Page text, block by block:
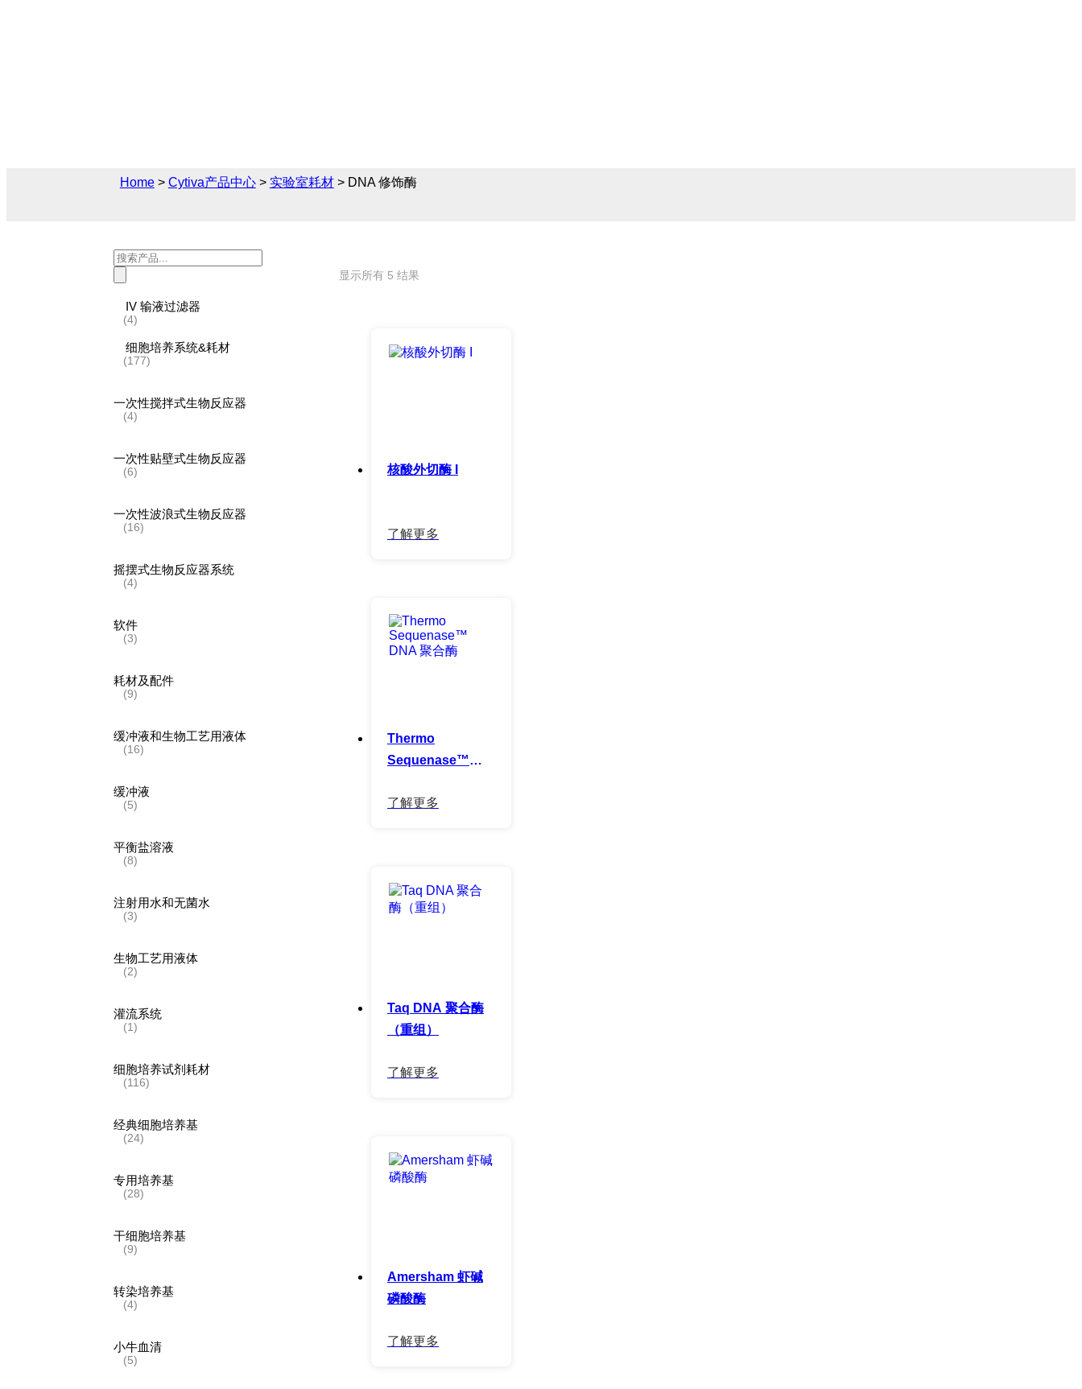
Home> Cytiva产品中心> 实验室耗材> DNA 修饰酶
Products
search
IV 输液过滤器
(4)
细胞培养系统&耗材
(177)
一次性搅拌式生物反应器
(4)
一次性贴壁式生物反应器
(6)
一次性波浪式生物反应器
(16)
摇摆式生物反应器系统
(4)
软件
(3)
耗材及配件
(9)
缓冲液和生物工艺用液体
(16)
缓冲液
(5)
平衡盐溶液
(8)
注射用水和无菌水
(3)
生物工艺用液体
(2)
灌流系统
(1)
细胞培养试剂耗材
(116)
经典细胞培养基
(24)
专用培养基
(28)
干细胞培养基
(9)
转染培养基
(4)
小牛血清
(5)
显示所有 5 结果
核酸外切酶 I
Thermo
Sequenase™
Taq DNA 聚合酶
（重组）
Amersham 虾碱
磷酸酶